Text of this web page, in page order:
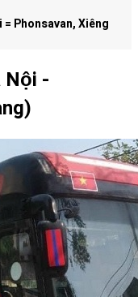
Phonsavan, Xiêng
Nội -